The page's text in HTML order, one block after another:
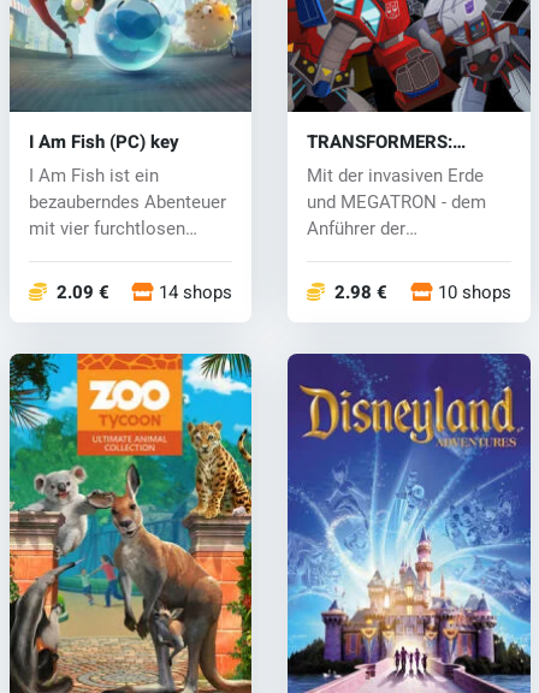
I Am Fish (PC) key
I Am Fish ist ein
bezauberndes Abenteuer
mit vier furchtlosen
2.09 € 14 shops
TRANSFORMERS:
BATTLEGROUNDS (PC)
key
Mit der invasiven Erde
und MEGATRON - dem
Anführer der
2.98 € 10 shops